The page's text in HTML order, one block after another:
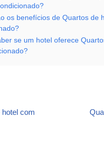
os benefícios de Quartos de
se um hotel oferece
com